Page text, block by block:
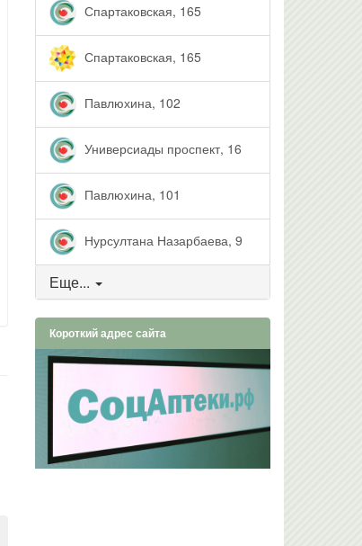
Спартаковская, 165
Спартаковская, 165
Павлюхина, 102
Универсиады проспект, 16
Павлюхина, 101
Нурсултана Назарбаева, 9
Еще...
Короткий адрес сайта